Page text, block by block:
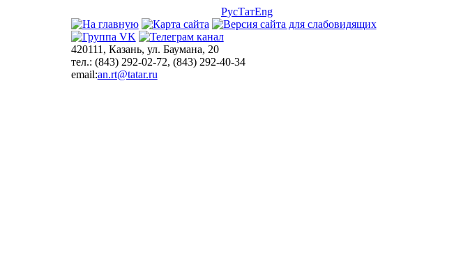
РусТатEng
420111, Казань, ул. Баумана, 20
тел.: (843) 292-02-72, (843) 292-40-34
email:an.rt@tatar.ru